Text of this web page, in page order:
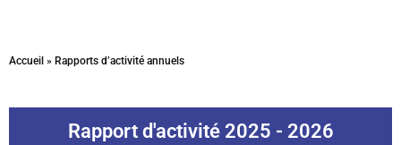
Accueil » Rapports d’activité annuels
Rapport d'activité 2025 - 2026